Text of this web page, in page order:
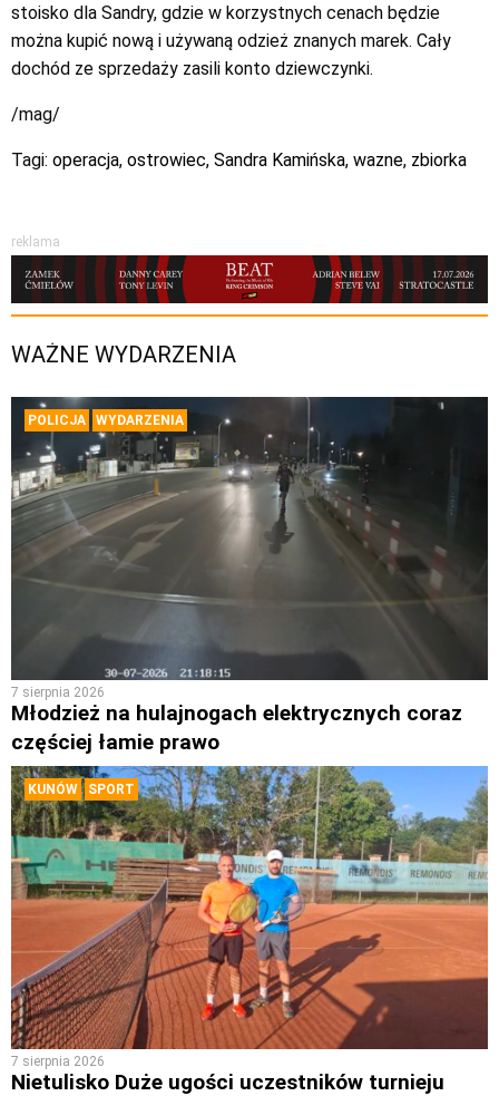
stoisko dla Sandry, gdzie w korzystnych cenach będzie
można kupić nową i używaną odzież znanych marek. Cały
dochód ze sprzedaży zasili konto dziewczynki.
/mag/
Tagi: operacja, ostrowiec, Sandra Kamińska, wazne, zbiorka
reklama
WAŻNE WYDARZENIA
POLICJA WYDARZENIA
7 sierpnia 2026
Młodzież na hulajnogach elektrycznych coraz
częściej łamie prawo
KUNÓW SPORT
7 sierpnia 2026
Nietulisko Duże ugości uczestników turnieju